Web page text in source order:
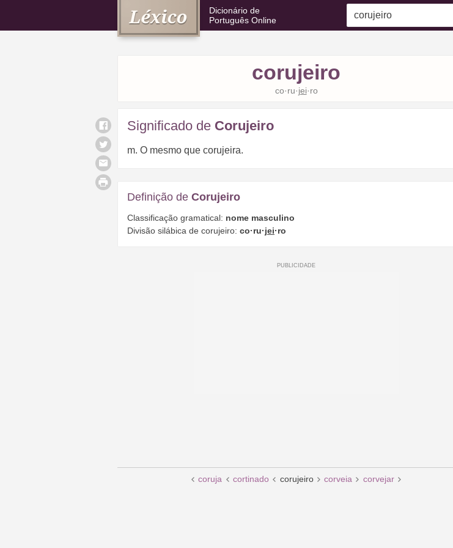
Dicionário de
Português Online
corujeiro
co·ru·jei·ro
Significado de Corujeiro
m. O mesmo que corujeira.
Definição de Corujeiro
Classificação gramatical: nome masculino
Divisão silábica de corujeiro: co·ru·jei·ro
coruja cortinado corujeiro corveia corvejar